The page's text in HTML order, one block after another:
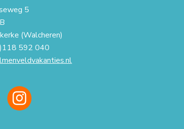
5
(Walcheren)
592 040